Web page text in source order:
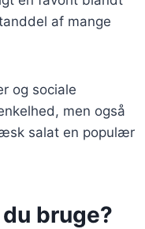
af mange
og sociale
men også
salat en populær
bruge?